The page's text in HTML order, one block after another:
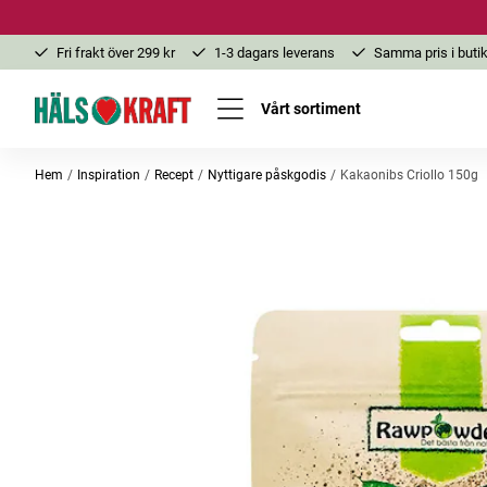
Fri frakt över 299 kr 1-3 dagars leverans Samma pris i
Vårt sortiment
Hem Inspiration Recept Nyttigare påskgodis Kakaonibs Criollo 150g
-20%